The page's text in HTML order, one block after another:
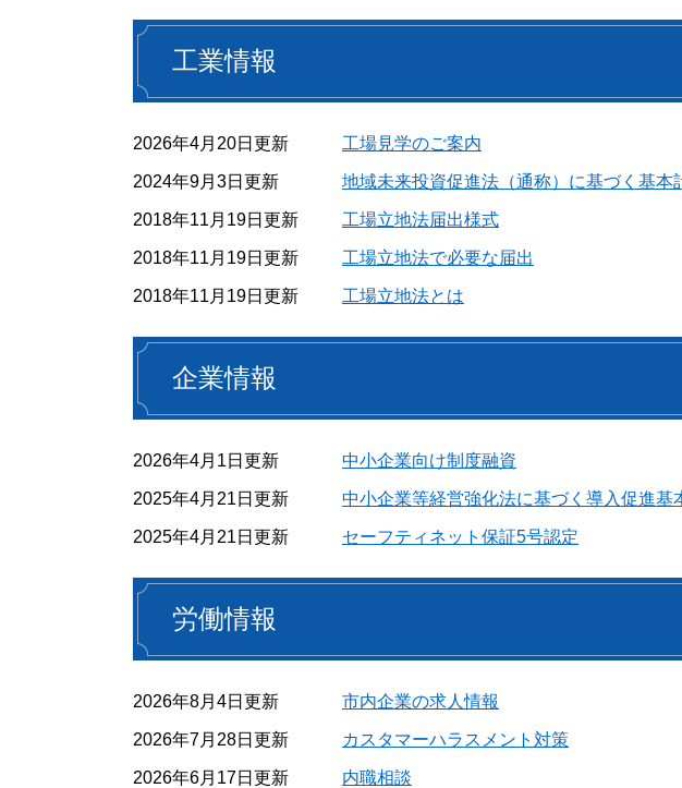
工業情報
2026年4月20日更新 工場見学のご案内
2024年9月3日更新 地域未来投資促進法（通称）に基づく基本
2018年11月19日更新 工場立地法届出様式
2018年11月19日更新 工場立地法で必要な届出
2018年11月19日更新 工場立地法とは
企業情報
2026年4月1日更新 中小企業向け制度融資
2025年4月21日更新 中小企業等経営強化法に基づく導入促進基
2025年4月21日更新 セーフティネット保証5号認定
労働情報
2026年8月4日更新 市内企業の求人情報
2026年7月28日更新 カスタマーハラスメント対策
2026年6月17日更新 内職相談